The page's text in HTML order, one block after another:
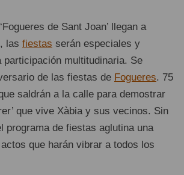
de Sant Joan’ llegan a
las fiestas serán especiales y
participación multitudinaria. Se
de las fiestas de Fogueres. 75
saldrán a la calle para demostrar
que vive Xàbia y sus vecinos. Sin
programa de fiestas aglutina una
que harán vibrar a todos los